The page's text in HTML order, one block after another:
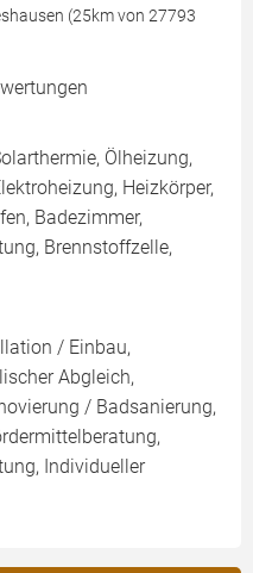
(25km von 27793
Ölheizung,
Heizkörper,
Badezimmer,
Brennstoffzelle,
/ Einbau,
Abgleich,
/ Badsanierung,
Individueller